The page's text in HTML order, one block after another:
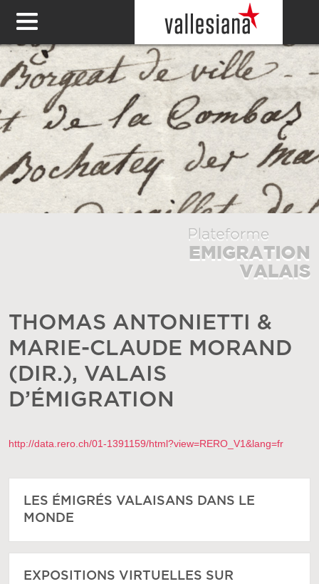
THOMAS ANTONIETTI &
MARIE-CLAUDE MORAND
(DIR.), VALAIS
D’ÉMIGRATION
http://data.rero.ch/01-1391159/html?view=RERO_V1&lang=fr
LES ÉMIGRÉS VALAISANS DANS LE
MONDE
EXPOSITIONS VIRTUELLES SUR